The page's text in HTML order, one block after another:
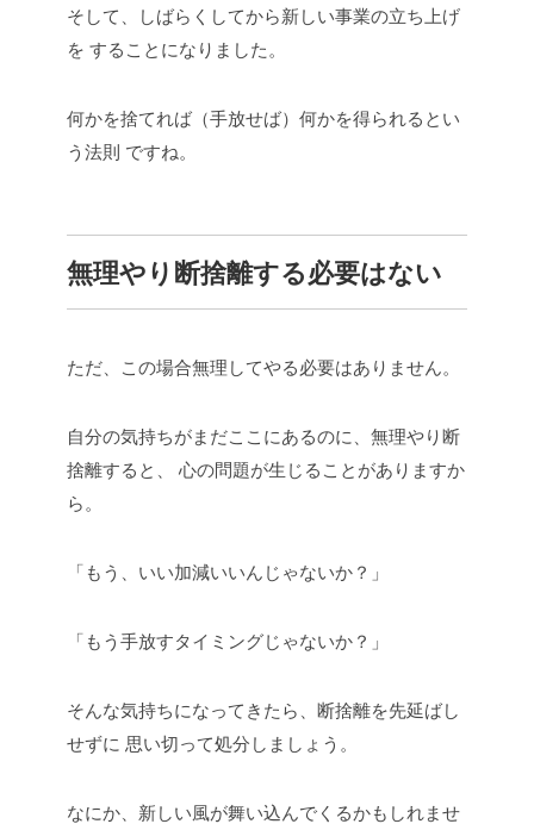
そして、しばらくしてから新しい事業の立ち上げ
を することになりました。
何かを捨てれば（手放せば）何かを得られるとい
う法則 ですね。
無理やり断捨離する必要はない
ただ、この場合無理してやる必要はありません。
自分の気持ちがまだここにあるのに、無理やり断
捨離すると、
心の問題が生じることがありますか
ら。
「もう、いい加減いいんじゃないか？」
「もう手放すタイミングじゃないか？」
そんな気持ちになってきたら、断捨離を先延ばし
せずに 思い切って処分しましょう。
なにか、新しい風が舞い込んでくるかもしれませ